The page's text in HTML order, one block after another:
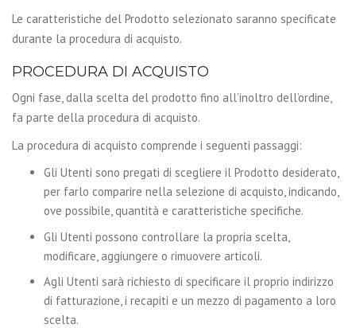
Le caratteristiche del Prodotto selezionato saranno specificate
durante la procedura di acquisto.
PROCEDURA DI ACQUISTO
Ogni fase, dalla scelta del prodotto fino all’inoltro dell’ordine,
fa parte della procedura di acquisto.
La procedura di acquisto comprende i seguenti passaggi:
Gli Utenti sono pregati di scegliere il Prodotto desiderato,
per farlo comparire nella selezione di acquisto, indicando,
ove possibile, quantità e caratteristiche specifiche.
Gli Utenti possono controllare la propria scelta,
modificare, aggiungere o rimuovere articoli.
Agli Utenti sarà richiesto di specificare il proprio indirizzo
di fatturazione, i recapiti e un mezzo di pagamento a loro
scelta.